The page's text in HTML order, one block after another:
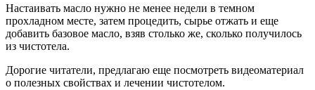
Настаивать масло нужно не менее недели в темном
прохладном месте, затем процедить, сырье отжать и еще
добавить базовое масло, взяв столько же, сколько получилось
из чистотела.
Дорогие читатели, предлагаю еще посмотреть видеоматериал
о полезных свойствах и лечении чистотелом.